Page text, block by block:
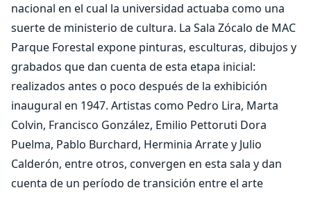
nacional en el cual la universidad actuaba como una
suerte de ministerio de cultura. La Sala Zócalo de MAC
Parque Forestal expone pinturas, esculturas, dibujos y
grabados que dan cuenta de esta etapa inicial:
realizados antes o poco después de la exhibición
inaugural en 1947. Artistas como Pedro Lira, Marta
Colvin, Francisco González, Emilio Pettoruti Dora
Puelma, Pablo Burchard, Herminia Arrate y Julio
Calderón, entre otros, convergen en esta sala y dan
cuenta de un período de transición entre el arte